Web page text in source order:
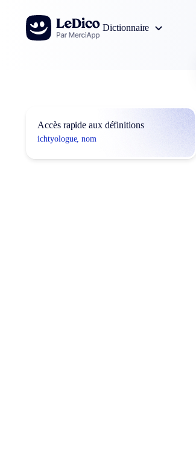
Aller au contenu
Dictionnaire
Accès rapide aux définitions
ichtyologue, nom